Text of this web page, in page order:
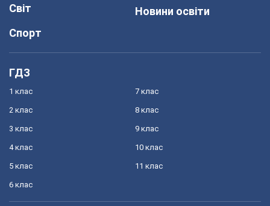
Світ
Спорт
Новини освіти
ГДЗ
1 клас
2 клас
3 клас
4 клас
5 клас
6 клас
7 клас
8 клас
9 клас
10 клас
11 клас